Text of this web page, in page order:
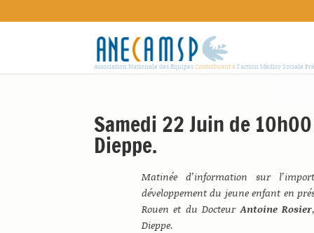
Association Nationale des EquipesContribuant àl'action Médico Sociale
Samedi 22 Juin de
Dieppe.
Matinée d’information sur
développement du jeune enfant en
Rouen et du DocteurAntoine Rosier
Dieppe.